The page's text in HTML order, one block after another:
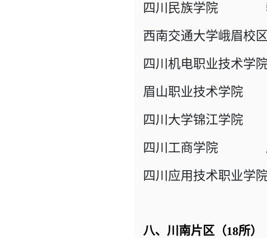
四川民族学院 攀
西南交通大学峨眉
四川机电职业技术
眉山职业技术学院
四川大学锦江学院
四川工商学院 眉
四川应用技术职业
八、川南片区（18所）